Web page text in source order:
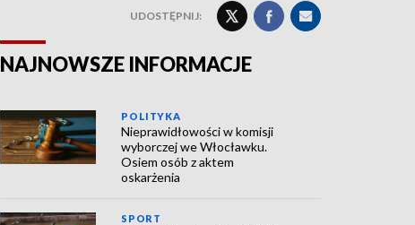
UDOSTĘPNIJ:
NAJNOWSZE INFORMACJE
POLITYKA
Nieprawidłowości w komisji
wyborczej we Włocławku.
Osiem osób z aktem
oskarżenia
SPORT